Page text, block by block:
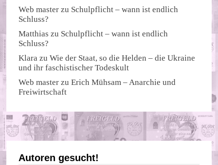
Web master zu Schulpflicht – wann ist endlich
Schluss?
Matthias zu Schulpflicht – wann ist endlich
Schluss?
Klara zuWie der Staat, so die Helden – die Ukraine
und ihr faschistischer Todeskult
Web master zuErich Mühsam – Anarchie und
Freiwirtschaft
Autoren gesucht!